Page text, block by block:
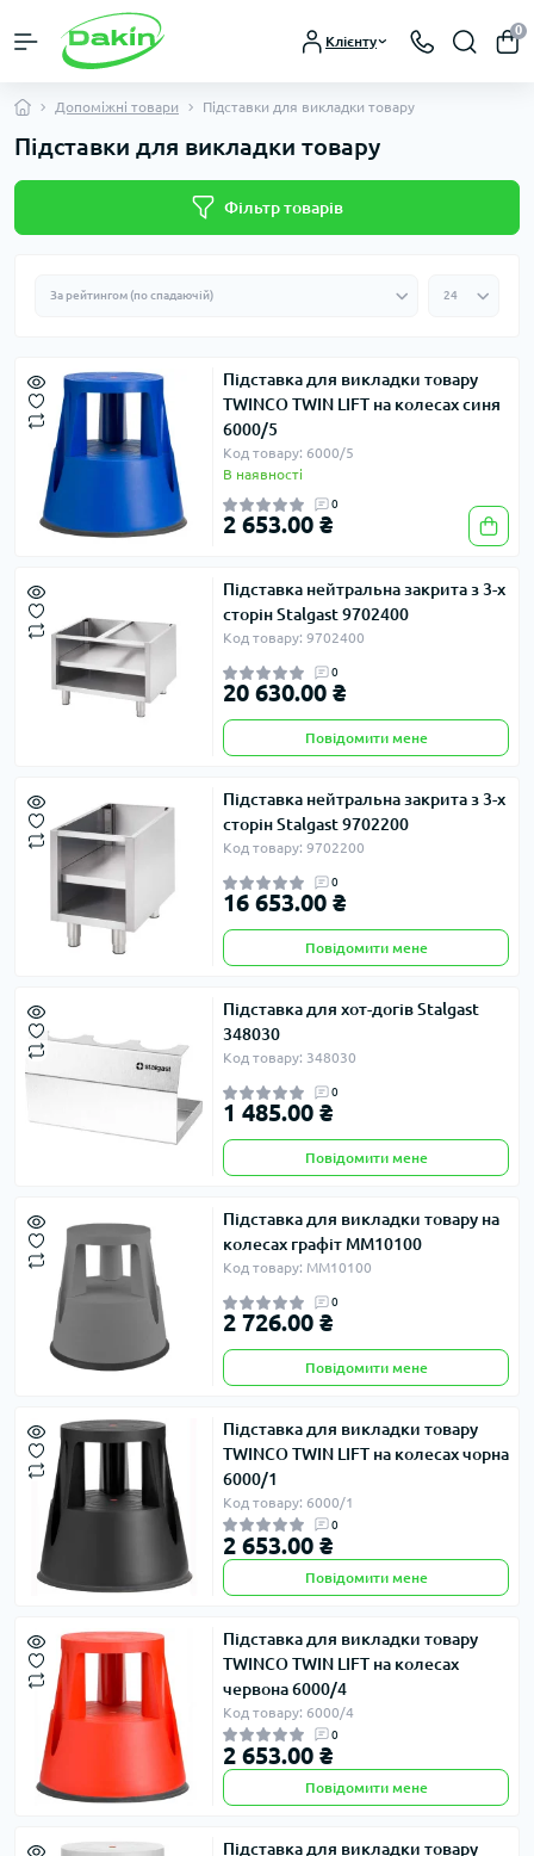
Клієнту
0
Допоміжні товари Підставки для викладки товару
Підставки для викладки товару
Фільтр товарів
Підставка для викладки товару
TWINCO TWIN LIFT на колесах синя
6000/5
Код товару: 6000/5
В наявності
0
2 653.00 ₴
Підставка нейтральна закрита з 3-х
сторін Stalgast 9702400
Код товару: 9702400
0
20 630.00 ₴
Повідомити мене
Підставка нейтральна закрита з 3-х
сторін Stalgast 9702200
Код товару: 9702200
0
16 653.00 ₴
Повідомити мене
Підставка для хот-догів Stalgast
348030
Код товару: 348030
0
1 485.00 ₴
Повідомити мене
Підставка для викладки товару на
колесах графіт ММ10100
Код товару: ММ10100
0
2 726.00 ₴
Повідомити мене
Підставка для викладки товару
TWINCO TWIN LIFT на колесах чорна
6000/1
Код товару: 6000/1
0
2 653.00 ₴
Повідомити мене
Підставка для викладки товару
TWINCO TWIN LIFT на колесах
червона 6000/4
Код товару: 6000/4
0
2 653.00 ₴
Повідомити мене
Підставка для викладки товару